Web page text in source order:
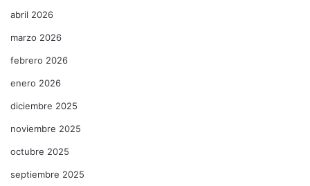
abril 2026
marzo 2026
febrero 2026
enero 2026
diciembre 2025
noviembre 2025
octubre 2025
septiembre 2025